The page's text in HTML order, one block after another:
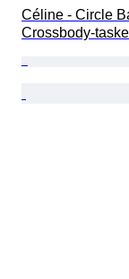
Céline - Circle
Crossbody-taske